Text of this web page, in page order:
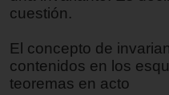
cuestión.
El concepto de
contenidos en los
teoremas en acto